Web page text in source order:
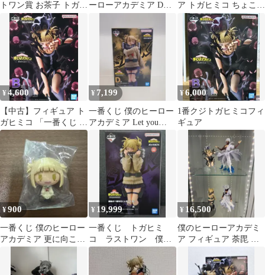
トワン賞 お茶子 トガヒ
ミコ フィギュア
ーローアカデミア D賞
MASTERLISE
ア トガヒミコ ちょこの
っこフィギュア
¥4,600
【中古】フィギュア ト
ガヒミコ 「一番くじ 僕
のヒーローアカデミア
-幸せの上に-」
MASTERLISE B賞 フィ
ギュア
¥ 7,199
一番くじ 僕のヒーロー
アカデミア Let you
down D賞 トガヒミコ
¥6,000
1番クジトガヒミコフィ
ギュア
¥900
一番くじ 僕のヒーロー
アカデミア 更に向こう
へ トガヒミコ
¥ 19,999
一番くじ トガヒミ
コ ラストワン 僕の
ヒーローアカデミア
フィギュア 爆豪 緑
¥ 16,500
僕のヒーローアカデミ
ア フィギュア 荼毘 ト
体セット